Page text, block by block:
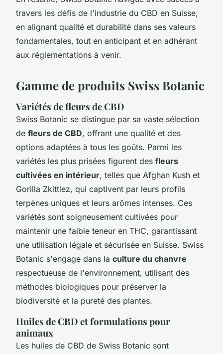
travers les défis de l'industrie du CBD en Suisse,
en alignant qualité et durabilité dans ses valeurs
fondamentales, tout en anticipant et en adhérant
aux réglementations à venir.
Gamme de produits Swiss Botanic
Variétés de fleurs de CBD
Swiss Botanic se distingue par sa vaste sélection
de fleurs de CBD, offrant une qualité et des
options adaptées à tous les goûts. Parmi les
variétés les plus prisées figurent des fleurs
cultivées en intérieur, telles que Afghan Kush et
Gorilla Zkittlez, qui captivent par leurs profils
terpènes uniques et leurs arômes intenses. Ces
variétés sont soigneusement cultivées pour
maintenir une faible teneur en THC, garantissant
une utilisation légale et sécurisée en Suisse. Swiss
Botanic s'engage dans la culture du chanvre
respectueuse de l'environnement, utilisant des
méthodes biologiques pour préserver la
biodiversité et la pureté des plantes.
Huiles de CBD et formulations pour
animaux
Les huiles de CBD de Swiss Botanic sont